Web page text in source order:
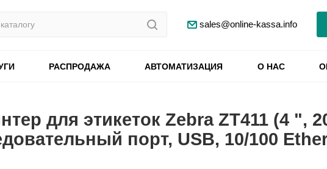
sales@online-kassa.info
РАСПРОДАЖА АВТОМАТИЗАЦИЯ О НАС
для этикеток Zebra ZT411 (4 ",
порт, USB, 10/100